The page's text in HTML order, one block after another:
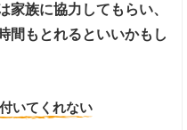
家族に協力してもらい、
間もとれるといいかもし
いてくれない